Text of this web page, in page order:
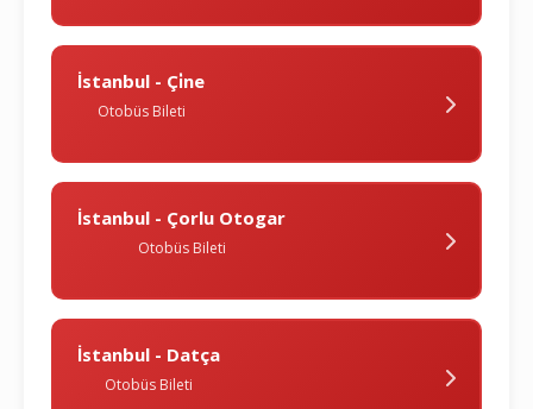
İstanbul - Çi̇ne
Otobüs Bileti
İstanbul - Çorlu Otogar
Otobüs Bileti
İstanbul - Datça
Otobüs Bileti